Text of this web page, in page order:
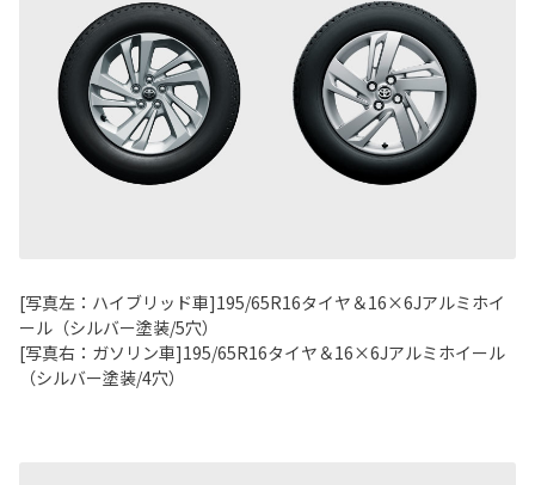
[写真左：ハイブリッド車]195/65R16タイヤ＆16×6Jアルミホイ
ール（シルバー塗装/5穴）
[写真右：ガソリン車]195/65R16タイヤ＆16×6Jアルミホイール
（シルバー塗装/4穴）